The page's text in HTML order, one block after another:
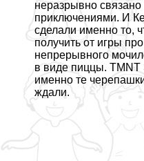
неразрывно
приключениями. И
сделали именно то,
получить от игры
непрерывного
в виде пиццы. TMNT
именно те
ждали.